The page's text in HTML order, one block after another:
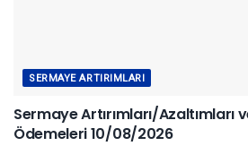
SERMAYE ARTIRIMLARI
Sermaye Artırımları/Azaltımları
Ödemeleri 10/08/2026